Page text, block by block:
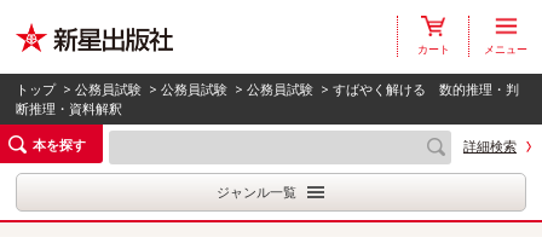
カート メニュー
トップ >公務員試験 >公務員試験 >公務員試験 > すばやく解ける 数的推理・判
断推理・資料解釈
本を探す
詳細検索
ジャンル一覧